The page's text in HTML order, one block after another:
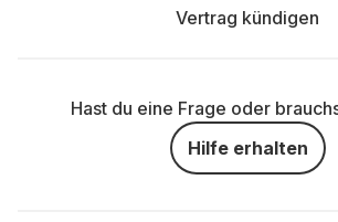
Vertrag kündigen
Hast du eine Frage oder
Hilfe erhalten